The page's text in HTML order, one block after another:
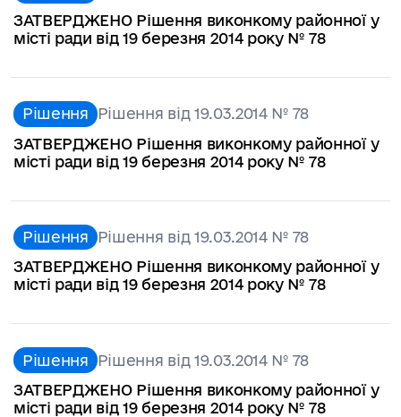
ЗАТВЕРДЖЕНО Рішення виконкому районної у
місті ради від 19 березня 2014 року № 78
Рішення Рішення від 19.03.2014 № 78
ЗАТВЕРДЖЕНО Рішення виконкому районної у
місті ради від 19 березня 2014 року № 78
Рішення Рішення від 19.03.2014 № 78
ЗАТВЕРДЖЕНО Рішення виконкому районної у
місті ради від 19 березня 2014 року № 78
Рішення Рішення від 19.03.2014 № 78
ЗАТВЕРДЖЕНО Рішення виконкому районної у
місті ради від 19 березня 2014 року № 78